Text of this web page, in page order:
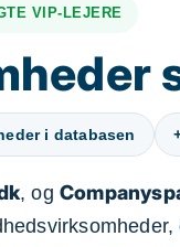
VIP-LEJERE
i databasen
, og